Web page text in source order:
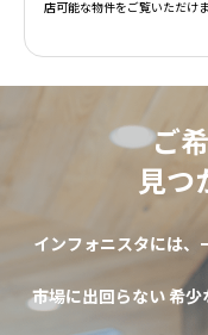
店可能な物件をご覧いただけま
ご
見つ
インフォニスタには、
市場に出回らない 希